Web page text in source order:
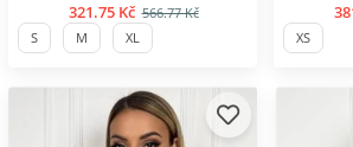
321.75 Kč 566.77 Kč
S M XL XS